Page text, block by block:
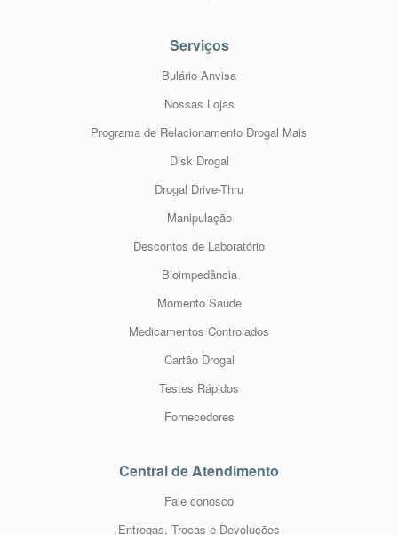
Serviços
Bulário Anvisa
Nossas Lojas
Programa de Relacionamento Drogal Mais
Disk Drogal
Drogal Drive-Thru
Manipulação
Descontos de Laboratório
Bioimpedância
Momento Saúde
Medicamentos Controlados
Cartão Drogal
Testes Rápidos
Fornecedores
Central de Atendimento
Fale conosco
Entregas, Trocas e Devoluções